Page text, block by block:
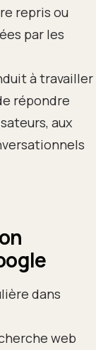
repris ou
par les
à travailler
répondre
aux
dans
web